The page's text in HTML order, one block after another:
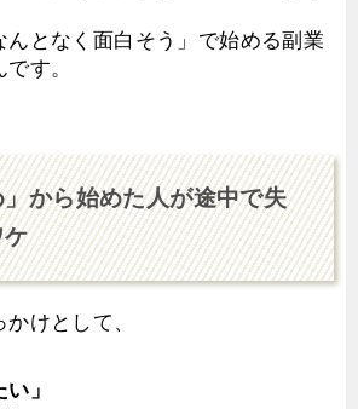
んとなく面白そう」で始める副業
す。
から始めた人が途中で失
ケ
けとして、
」